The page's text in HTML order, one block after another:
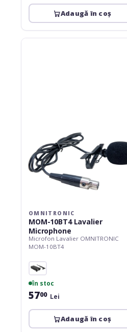
Adaugă în coș
Omnitronic
OMNITRONIC
MOM-10BT4 Lavalier
Microphone
Microfon Lavalier OMNITRONIC
MOM-10BT4
în stoc
5700 Lei
Adaugă în coș